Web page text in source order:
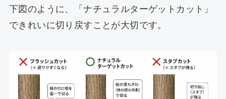
下図のように、「ナチュラルターゲットカット」
できれいに切り戻すことが大切です。